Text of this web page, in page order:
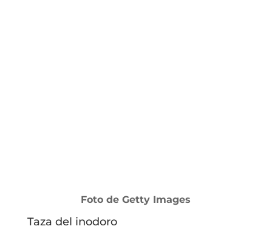
Foto de Getty Images
Taza del inodoro